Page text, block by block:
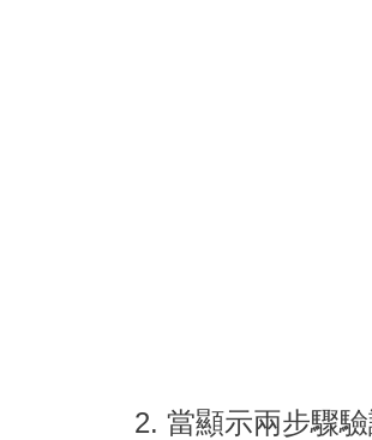
2. 當顯示兩步驟